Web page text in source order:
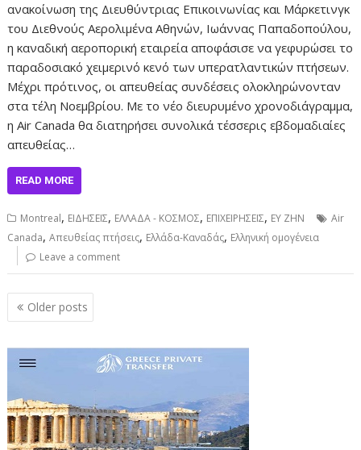
ανακοίνωση της Διευθύντριας Επικοινωνίας και Μάρκετινγκ
του Διεθνούς Αερολιμένα Αθηνών, Ιωάννας Παπαδοπούλου,
η καναδική αεροπορική εταιρεία αποφάσισε να γεφυρώσει το
παραδοσιακό χειμερινό κενό των υπερατλαντικών πτήσεων.
Μέχρι πρότινος, οι απευθείας συνδέσεις ολοκληρώνονταν
στα τέλη Νοεμβρίου. Με το νέο διευρυμένο χρονοδιάγραμμα,
η Air Canada θα διατηρήσει συνολικά τέσσερις εβδομαδιαίες
απευθείας…
READ MORE
Montreal, ΕΙΔΗΣΕΙΣ, ΕΛΛΑΔΑ - ΚΟΣΜΟΣ, ΕΠΙΧΕΙΡΗΣΕΙΣ, ΕΥ ΖΗΝ
Air
Canada,Απευθείας πτήσεις, Ελλάδα-Καναδάς, Ελληνική ομογένεια
Leave a comment
Posts
navigation
Older posts